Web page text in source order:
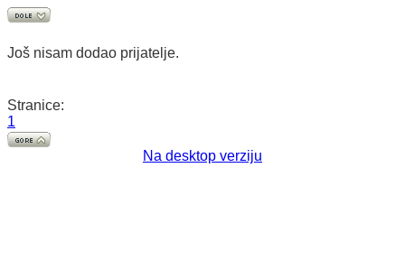
Još nisam dodao prijatelje.
Stranice:
1
Na desktop verziju